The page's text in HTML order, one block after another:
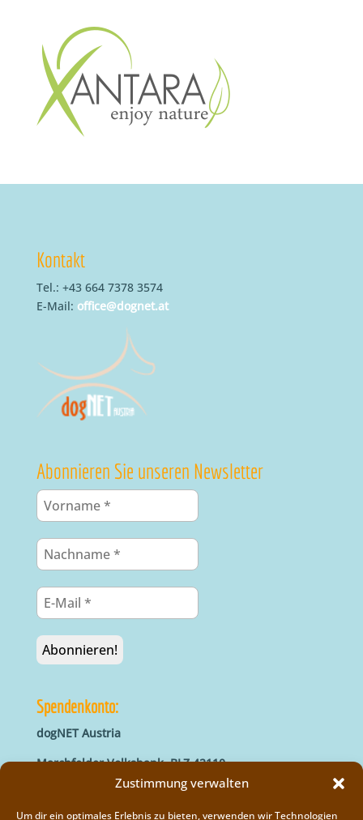
Zustimmung verwalten
Um dir ein optimales Erlebnis zu bieten, verwenden wir Technologien
Kontakt
Tel.: +43 664 7378 3574
E-Mail: office@dognet.at
Abonnieren Sie unseren Newsletter
Spendenkonto:
dogNET Austria
Marchfelder Volksbank, BLZ 42110
IBAN: AT66 4211 0421 5000 0000